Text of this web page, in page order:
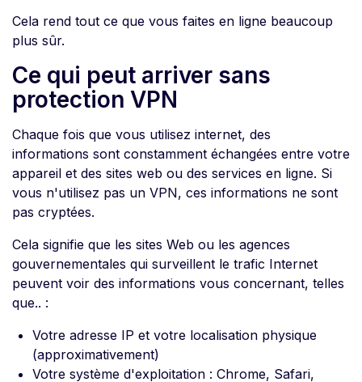
Cela rend tout ce que vous faites en ligne beaucoup
plus sûr.
Ce qui peut arriver sans
protection VPN
Chaque fois que vous utilisez internet, des
informations sont constamment échangées entre votre
appareil et des sites web ou des services en ligne. Si
vous n'utilisez pas un VPN, ces informations ne sont
pas cryptées.
Cela signifie que les sites Web ou les agences
gouvernementales qui surveillent le trafic Internet
peuvent voir des informations vous concernant, telles
que.. :
Votre adresse IP et votre localisation physique
(approximativement)
Votre système d'exploitation : Chrome, Safari,